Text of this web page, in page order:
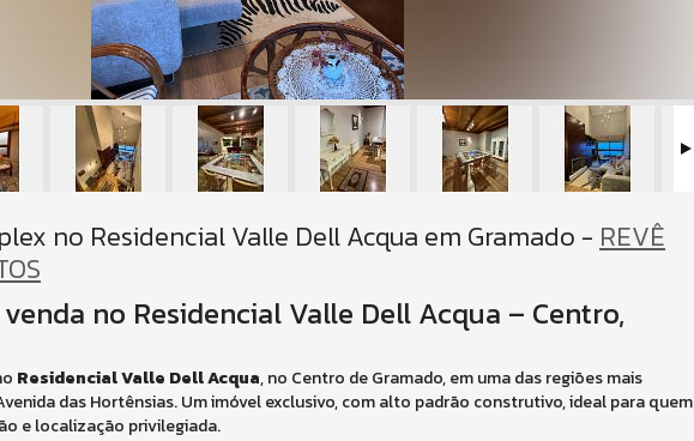
no Residencial Valle Dell Acqua em Gramado - REVÊ
no Residencial Valle Dell Acqua – Centro,
Residencial Valle Dell Acqua, no Centro de Gramado, em uma das regiões mais
das Hortênsias. Um imóvel exclusivo, com alto padrão construtivo, ideal para quem
e localização privilegiada.